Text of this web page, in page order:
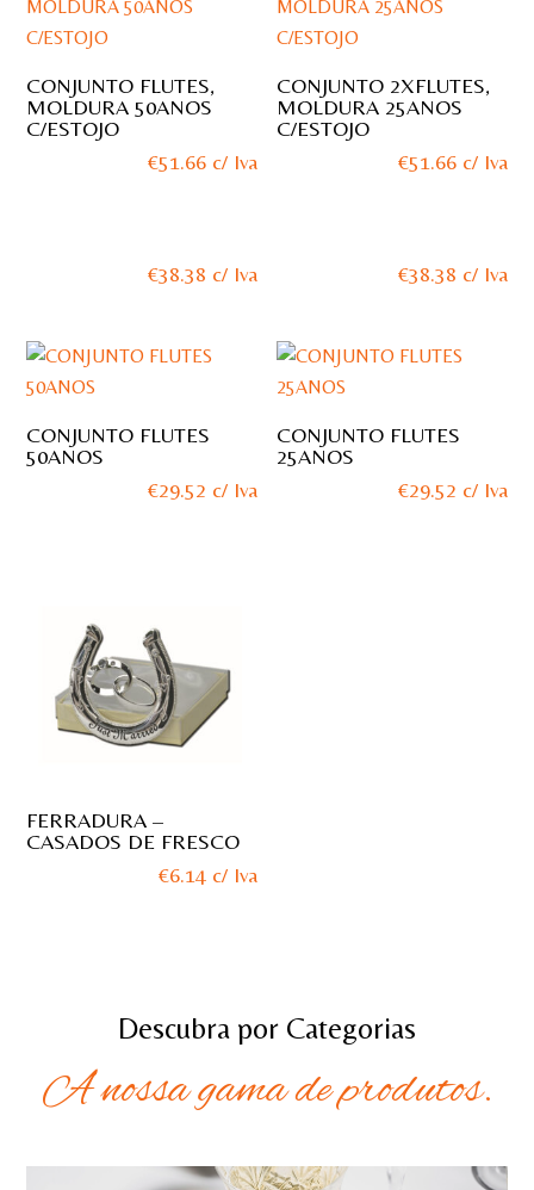
CONJUNTO FLUTES,
MOLDURA 50ANOS
C/ESTOJO
€51.66 c/ Iva
CONJUNTO 2XFLUTES,
MOLDURA 25ANOS
C/ESTOJO
€51.66 c/ Iva
€38.38 c/ Iva €38.38 c/ Iva
CONJUNTO FLUTES
50ANOS
€29.52 c/ Iva
CONJUNTO FLUTES
25ANOS
€29.52 c/ Iva
FERRADURA –
CASADOS DE FRESCO
€6.14 c/ Iva
Descubra por Categorias
A nossa gama de produtos.